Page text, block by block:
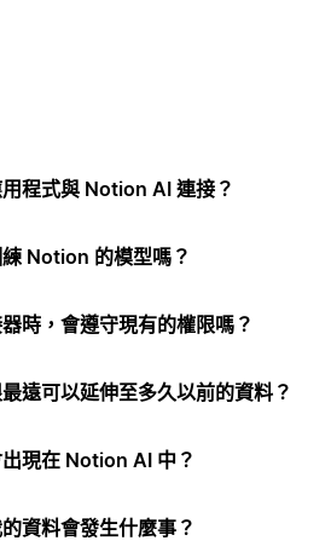
程式與 Notion AI 連接？
Notion 的模型嗎？
時，會遵守現有的權限嗎？
遠可以延伸至多久以前的資料？
現在 Notion AI 中？
資料會發生什麼事？